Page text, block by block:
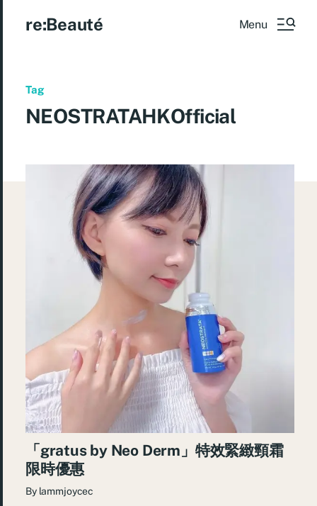
re:Beauté Menu
Tag
NEOSTRATAHKOfficial
「gratus by Neo Derm」特效緊緻頸霜
限時優惠
By lammjoycec